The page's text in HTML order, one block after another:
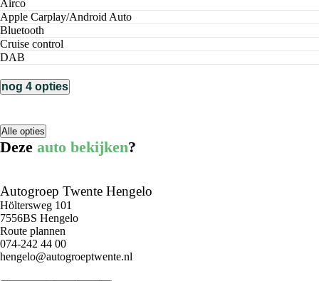
Airco
Apple Carplay/Android Auto
Bluetooth
cruise control
DAB
nog 4 opties
Alle opties
Deze auto bekijken?
Autogroep Twente Hengelo
Höltersweg 101
7556BS Hengelo
Route plannen
074-242 44 00
hengelo@autogroeptwente.nl